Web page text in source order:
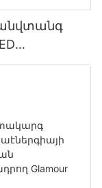
անվտանգ
միավոր